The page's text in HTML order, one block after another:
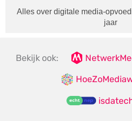
Alles over digitale media-
jaar
Bekijk ook: